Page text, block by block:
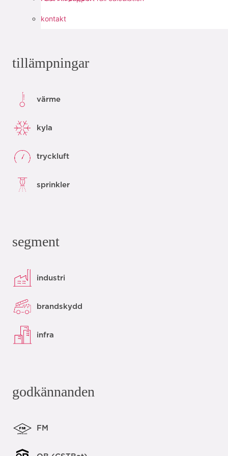
kontakt
tillämpningar
värme
kyla
tryckluft
sprinkler
segment
industri
brandskydd
infra
godkännanden
FM